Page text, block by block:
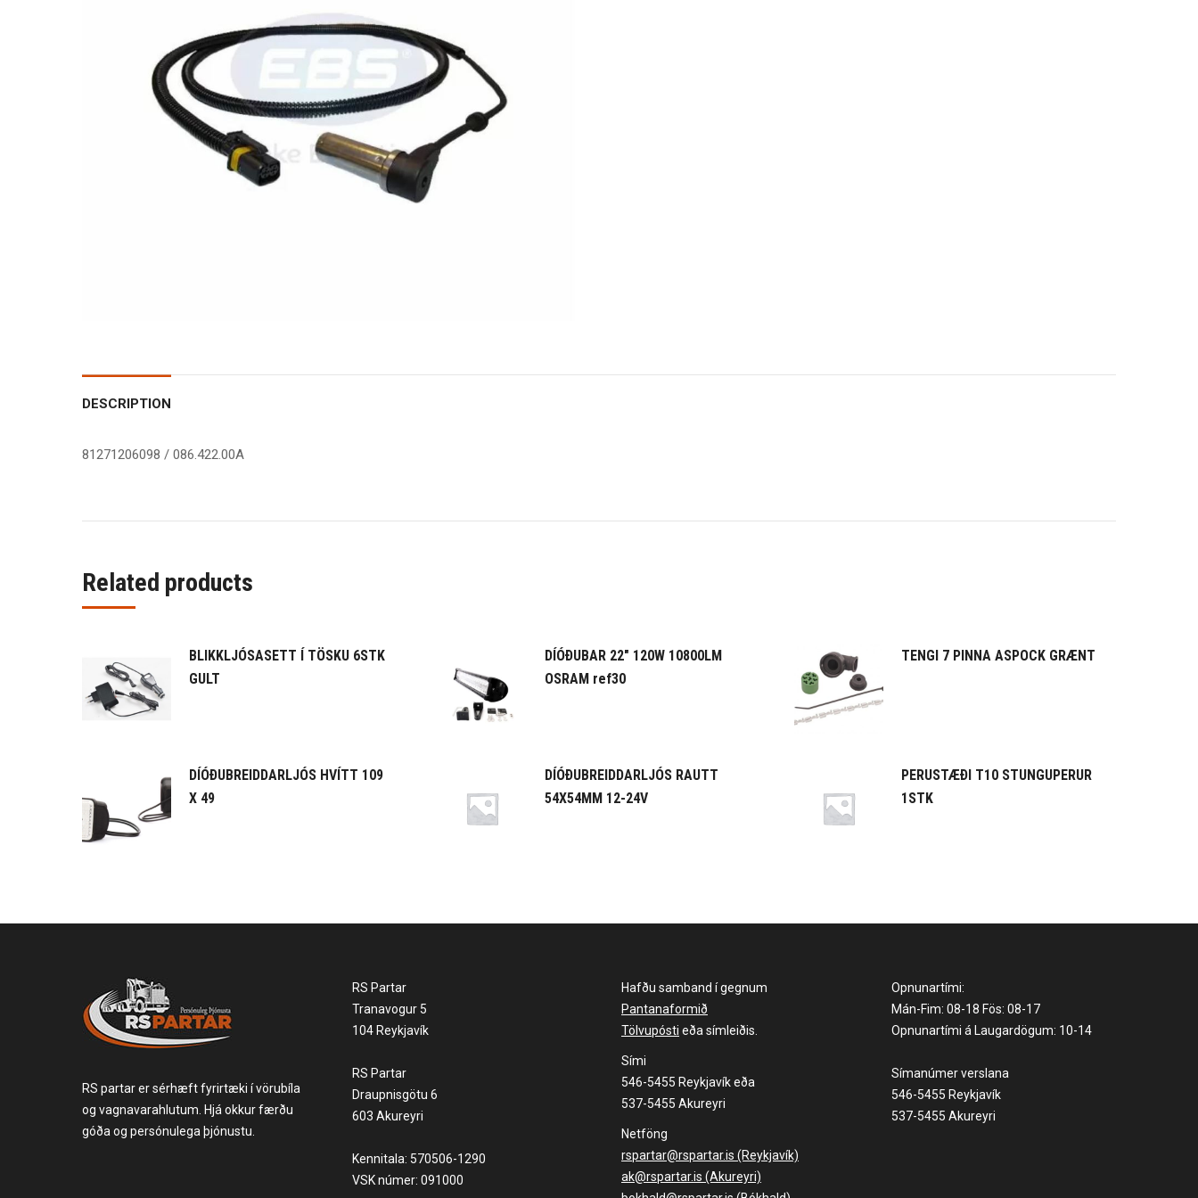
DESCRIPTION
81271206098 / 086.422.00A
Related products
BLIKKLJÓSASETT Í TÖSKU 6STK
GULT
DÍÓÐUBAR 22" 120W 10800LM
OSRAM ref30
TENGI 7 PINNA ASPOCK GRÆNT
DÍÓÐUBREIDDARLJÓS HVÍTT 109
X 49
DÍÓÐUBREIDDARLJÓS RAUTT
54X54MM 12-24V
PERUSTÆÐI T10 STUNGUPERUR
1STK
RS partar er sérhæft fyrirtæki í vörubíla
og vagnavarahlutum. Hjá okkur færðu
góða og persónulega þjónustu.
RS Partar
Tranavogur 5
104 Reykjavík
RS Partar
Draupnisgötu 6
603 Akureyri
Kennitala: 570506-1290
VSK númer: 091000
Hafðu samband í gegnum
Pantanaformið
Tölvupósti eða símleiðis.
Sími
546-5455 Reykjavík eða
537-5455 Akureyri
Netföng
rspartar@rspartar.is (Reykjavík)
ak@rspartar.is (Akureyri)
Opnunartími:
Mán-Fim: 08-18 Fös: 08-17
Opnunartími á Laugardögum: 10-14
Símanúmer verslana
546-5455 Reykjavík
537-5455 Akureyri